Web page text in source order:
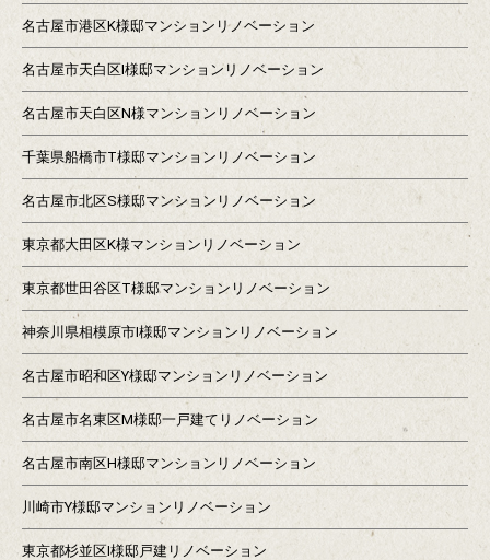
名古屋市港区K様邸マンションリノベーション
名古屋市天白区I様邸マンションリノベーション
名古屋市天白区N様マンションリノベーション
千葉県船橋市T様邸マンションリノベーション
名古屋市北区S様邸マンションリノベーション
東京都大田区K様マンションリノベーション
東京都世田谷区T様邸マンションリノベーション
神奈川県相模原市I様邸マンションリノベーション
名古屋市昭和区Y様邸マンションリノベーション
名古屋市名東区M様邸一戸建てリノベーション
名古屋市南区H様邸マンションリノベーション
川崎市Y様邸マンションリノベーション
東京都杉並区I様邸戸建リノベーション